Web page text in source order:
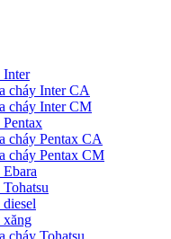
Inter
cháy Inter CA
cháy Inter CM
cháy Pentax CA
cháy Pentax CM
xăng
cháy Tohatsu